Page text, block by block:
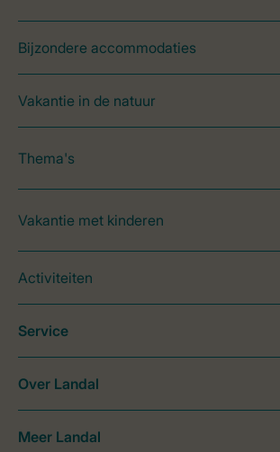
Bijzondere accommodaties
Vakantie in de natuur
Thema's
Vakantie met kinderen
Activiteiten
Service
Over Landal
Meer Landal